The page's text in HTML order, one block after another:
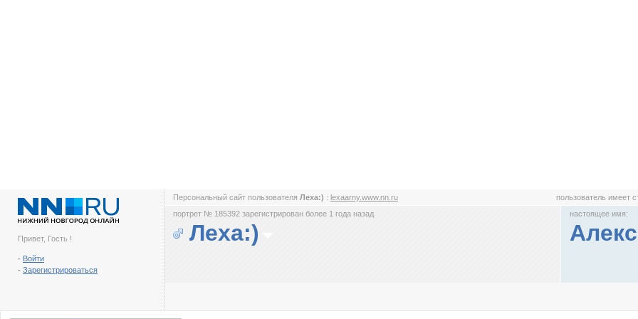
Привет, Гость !
- Войти
- Зарегистрироваться
Персональный сайт пользователя Леха:) : lexaarny.www.nn.ru пользователь имеет
портрет № 185392 зарегистрирован более 1 года назад
Леха:)
настоящее имя: